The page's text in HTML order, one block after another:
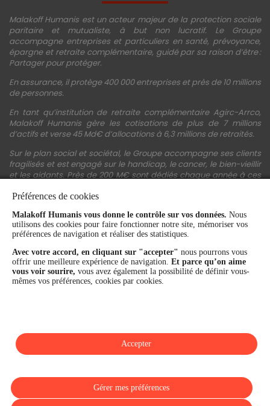
Malakoff Humanis est un acteur majeur de la protection sociale
paritaire et mutualiste, à but non lucratif. Le Groupe
accompagne entreprises et particuliers en santé, prévoyance,
épargne et retraite complémentaire, guidé par sa raison d’être :
Partager pour protéger.
En assurance, il protège 400 000 entreprises et près de 10 millions
de personnes.
En tant qu’institution de retraite complémentaire Agirc-Arrco,
Malakoff Humanis gère les cotisations de plus de 7 millions
d’actifs et verse 45 Md€ d’allocations à 6,3 millions de retraités.
Sur le plan social et sociétal, le Groupe accompagne ses clients
fragilisés et est engagé sur le handicap, le cancer, le bien-vieillir
et les aidants. Près de 200 M€ sont dédiés chaque année à ces
financière et la performance du Groupe sont confirmées par une
notation A+ attribuée depuis 4 ans par S&P Global Ratings et
Fitch Ratings. Sur les plans extra-financiers, Malakoff Humanis
figure parmi les 2% des entreprises les mieux notées au monde
en matière de critères RSE (Ecovadis, niveau Gold - 81/100 en
2026). Enfin, Malakoff Humanis est certifié Top Employer France
par le Top Employers Institute depuis 3 ans.
Préférences de cookies
Malakoff Humanis vous donne le contrôle sur vos données. Nous
utilisons des cookies pour faire fonctionner notre site, mémoriser vos
préférences de navigation et réaliser des statistiques.
Avec votre accord, en cliquant sur "accepter" nous pourrons vous
offrir une meilleure expérience de navigation. Et parce qu’on aime
vous voir sourire, vous avez également la possibilité de définir vous-
mêmes vos préférences, cookies par cookies.
Gérer mes préférences
Accepter